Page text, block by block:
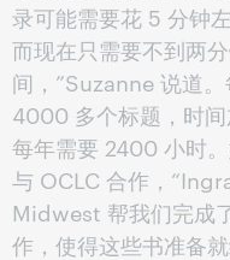
录可能需要花 5 分钟左
而现在只需要不到两
间，”Suzanne 说道
4000 多个标题，时
每年需要 2400 小时
与 OCLC 合作，
Midwest 帮我们完成
作，使得这些书准备